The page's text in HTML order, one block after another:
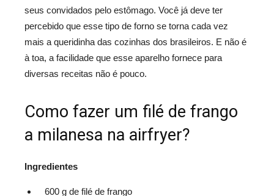
seus convidados pelo estômago. Você já deve ter
percebido que esse tipo de forno se torna cada vez
mais a queridinha das cozinhas dos brasileiros. E não é
à toa, a facilidade que esse aparelho fornece para
diversas receitas não é pouco.
Como fazer um filé de frango
a milanesa na airfryer?
Ingredientes
600 g de filé de frango